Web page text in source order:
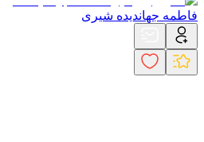
فاطمه جهاندیده شیری